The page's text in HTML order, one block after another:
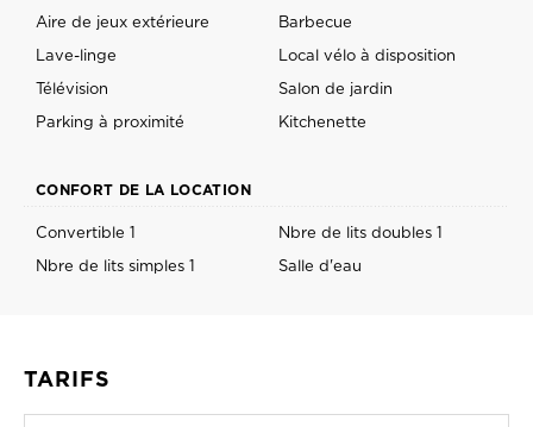
Aire de jeux extérieure
Barbecue
Lave-linge
Local vélo à disposition
Télévision
Salon de jardin
Parking à proximité
Kitchenette
CONFORT DE LA LOCATION
Convertible 1
Nbre de lits doubles 1
Nbre de lits simples 1
Salle d'eau
TARIFS